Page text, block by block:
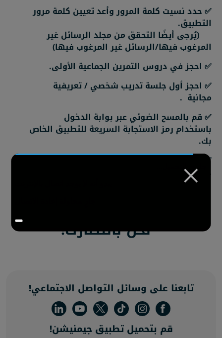
✅ حدد نسيت كلمة المرور وأعد تعيين كلمة مرور
التطبيق.
(يُرجى أيضًا التحقق من مجلد الرسائل غير
المرغوب فيها/الرسائل غير المرغوب فيها)
✅ احجز في دروس التمرين الجماعية الأولى.
✅ احجز أول جلسة تدريب شخصي / تعريفية
مجانية .
✅ قم بالمسح الضوئي عبر بوابة الدخول
باستخدام رمز الاستجابة السريعة للتطبيق الخاص
بك.
✅ ابدأ رحلتك الرياضية نحو اللياقة البدنية مع
جيمنيشن!
نحن بانتظارك!
×
تابعنا على وسائل التواصل الاجتماعي!
قم بتحميل تطبيق جيمنيشن!